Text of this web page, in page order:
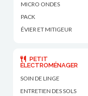
MICRO ONDES
PACK
ÉVIER ET MITIGEUR
PETIT
ÉLECTROMÉNAGER
SOIN DE LINGE
ENTRETIEN DES SOLS